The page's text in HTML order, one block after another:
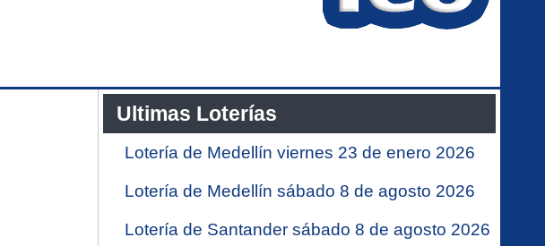
Ultimas Loterías
Lotería de Medellín viernes 23 de enero 2026
Lotería de Medellín sábado 8 de agosto 2026
Lotería de Santander sábado 8 de agosto 2026